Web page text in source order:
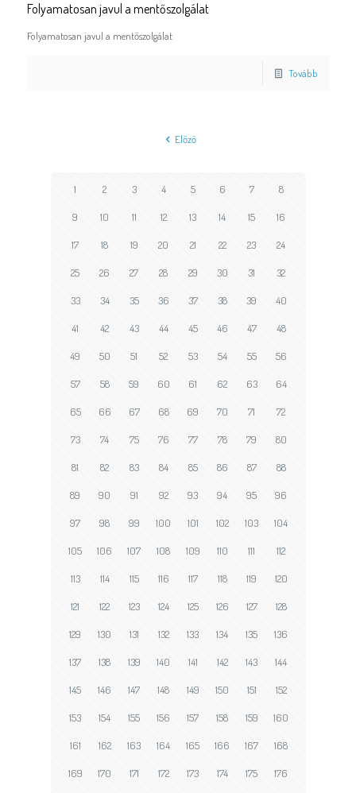
Folyamatosan javul a mentőszolgálat
Folyamatosan javul a mentőszolgálat
Tovább
Előző
1 2 3 4 5 6 7 8
9 10 11 12 13 14 15 16
17 18 19 20 21 22 23 24
25 26 27 28 29 30 31 32
33 34 35 36 37 38 39 40
41 42 43 44 45 46 47 48
49 50 51 52 53 54 55 56
57 58 59 60 61 62 63 64
65 66 67 68 69 70 71 72
73 74 75 76 77 78 79 80
81 82 83 84 85 86 87 88
89 90 91 92 93 94 95 96
97 98 99 100 101 102 103 104
105 106 107 108 109 110 111 112
113 114 115 116 117 118 119 120
121 122 123 124 125 126 127 128
129 130 131 132 133 134 135 136
137 138 139 140 141 142 143 144
145 146 147 148 149 150 151 152
153 154 155 156 157 158 159 160
161 162 163 164 165 166 167 168
169 170 171 172 173 174 175 176